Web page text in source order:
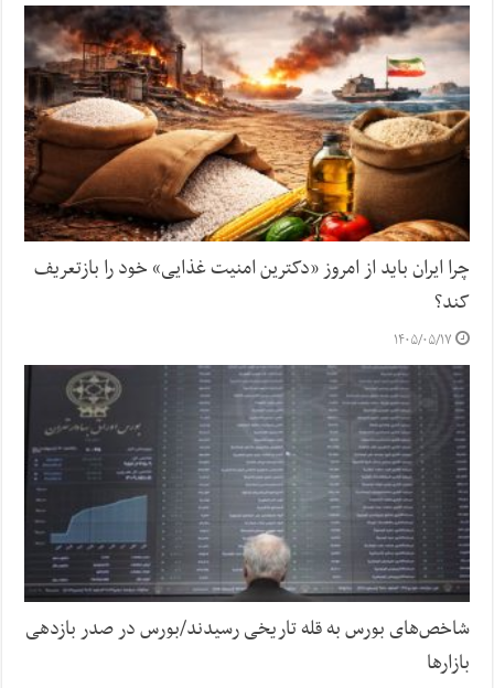
چرا ایران باید از امروز «دکترین امنیت غذایی» خود را بازتعریف
کند؟
۱۴۰۵/۰۵/۱۷
شاخص‌های بورس به قله تاریخی رسیدند/بورس در صدر بازدهی
بازارها